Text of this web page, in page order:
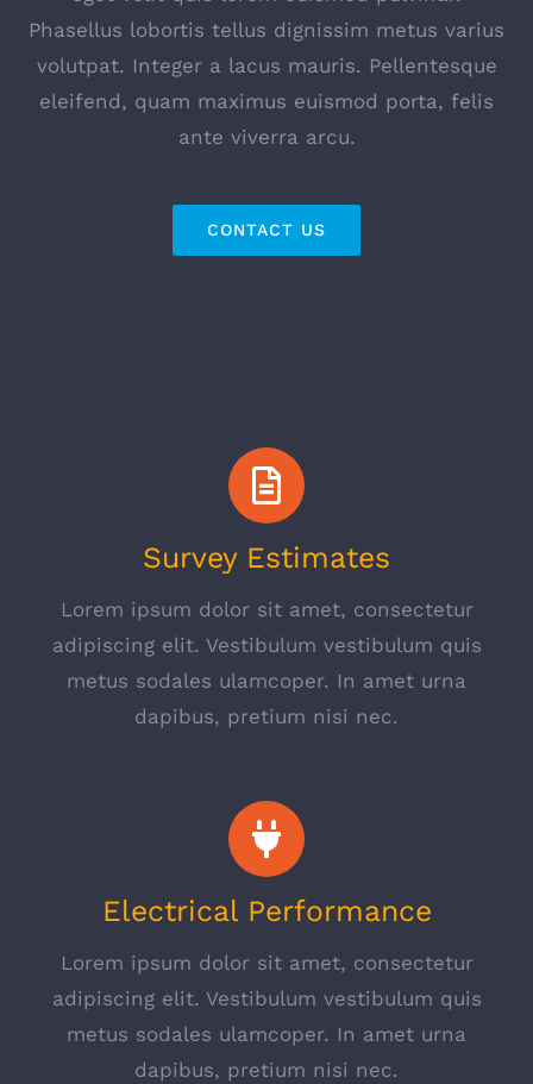
Phasellus lobortis tellus dignissim metus varius
volutpat. Integer a lacus mauris. Pellentesque
eleifend, quam maximus euismod porta, felis
ante viverra arcu.
CONTACT US
Survey Estimates
Lorem ipsum dolor sit amet, consectetur
adipiscing elit. Vestibulum vestibulum quis
metus sodales ulamcoper. In amet urna
dapibus, pretium nisi nec.
Electrical Performance
Lorem ipsum dolor sit amet, consectetur
adipiscing elit. Vestibulum vestibulum quis
metus sodales ulamcoper. In amet urna
dapibus, pretium nisi nec.